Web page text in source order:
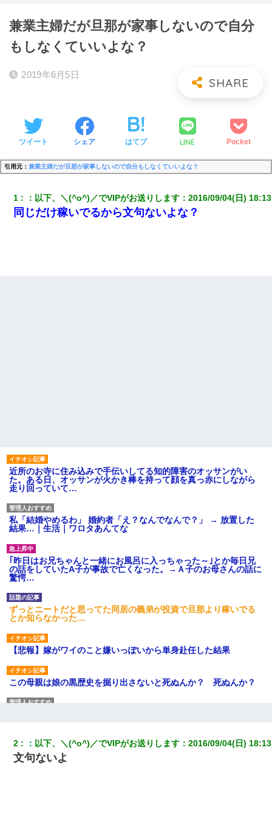
兼業主婦だが旦那が家事しないので自分
もしなくていいよな？
2019年6月5日
ツイート シェア はてブ LINE Pocket
引用元： 兼業主婦だが旦那が家事しないので自分もしなくていいよな？
1 ： 以下、＼(^o^)／でVIPがお送りします ：2016/09/04(日)
同じだけ稼いでるから文句ないよな？
近所のお寺に住み込みで手伝いしてる知的障害のオッサンがい
た。ある日、オッサンが火かき棒を持って顔を真っ赤にしながら
走り回っていて…
私「結婚やめるわ」 婚約者「え？なんでなんで？」 → 放置した
結果…｜生活｜ワロタあんてな
｢昨日はお兄ちゃんと一緒にお風呂に入っちゃった～｣とか毎日兄
の話をしていたA子が事故で亡くなった。→Ａ子のお母さんの話に
驚愕…
ずっとニートだと思ってた同居の義弟が投資で旦那より稼いでる
とか知らなかった…
【悲報】嫁がワイのこと嫌いっぽいから単身赴任した結果
この母親は娘の黒歴史を掘り出さないと死ぬんか？ 死ぬんか？
医者「糖尿病で余命1年です」 ワイ「知らんわｗどうせ死ぬなら
2 ： 以下、＼(^o^)／でVIPがお送りします ：2016/09/04(日)
文句ないよ